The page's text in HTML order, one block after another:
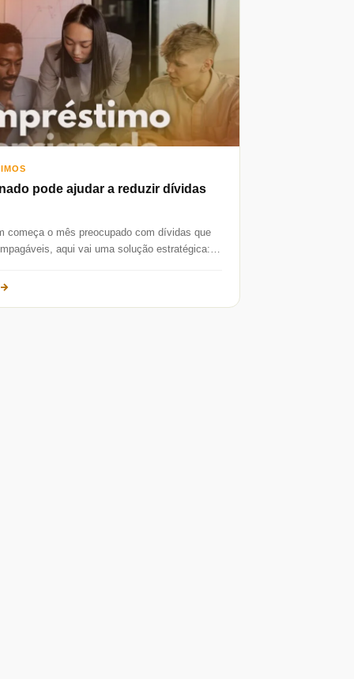
pode ajudar a reduzir dívidas
começa o mês preocupado com dívidas que
aqui vai uma solução estratégica: